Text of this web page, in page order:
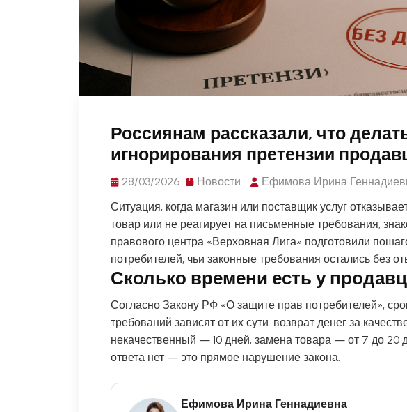
Россиянам рассказали, что
игнорирования претензии
28/03/2026 Новости
Ефимова Ирина
Ситуация, когда магазин или поставщик услуг
товар или не реагирует на письменные требования,
правового центра «Верховная Лига» подготовили
потребителей, чьи законные требования остались без
Сколько времени есть у
Согласно Закону РФ «О защите прав потребителей»,
требований зависят от их сути: возврат денег за
некачественный — 10 дней, замена товара — от 7 до 20
ответа нет — это прямое нарушение закона.
Ефимова Ирина Геннадиевна